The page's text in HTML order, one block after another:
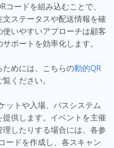
ードを組み込むことで、
ステータスや配送情報を確
いやすいアプローチは顧客
ポートを効率化します。
めには、こちらの動的QR
覧ください。
ットや入場、パスシステム
供します。イベントを主催
したりする場合には、各参
ードを作成し、各スキャン